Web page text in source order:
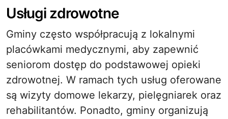
Usługi zdrowotne
Gminy często współpracują z lokalnymi
placówkami medycznymi, aby zapewnić
seniorom dostęp do podstawowej opieki
zdrowotnej. W ramach tych usług oferowane
są wizyty domowe lekarzy, pielęgniarek oraz
rehabilitantów. Ponadto, gminy organizują